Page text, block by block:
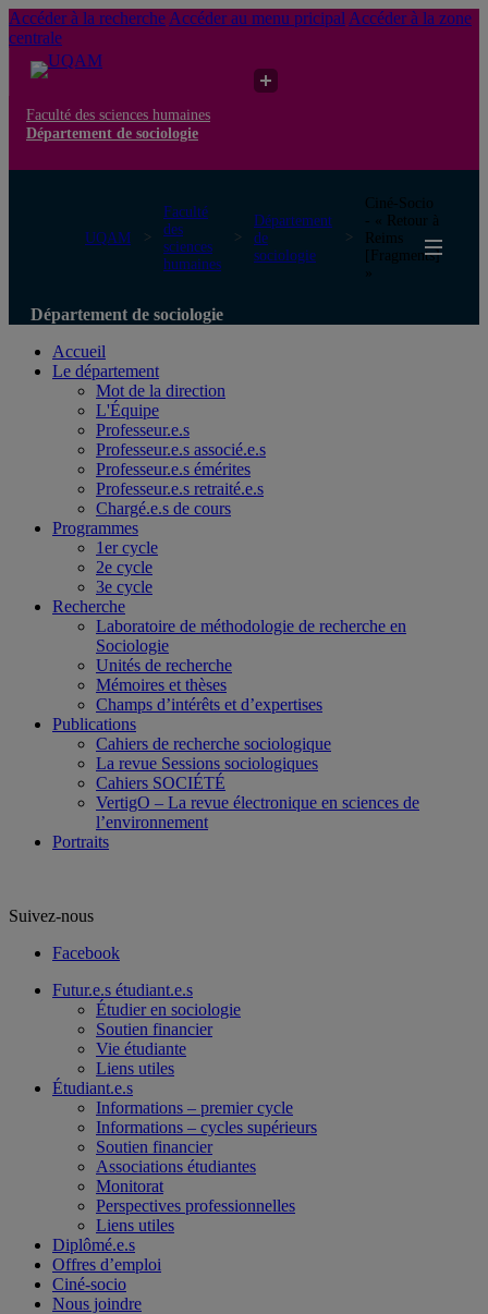
Accéder à la recherche Accéder au menu pricipal Accéder à la zone
centrale
Faculté des sciences humaines
Département de sociologie
UQAM
Faculté
des
sciences
humaines
Département
de
sociologie
Ciné-Socio
- « Retour à
Reims
[Fragments]
»
Département de sociologie
Accueil
Le département
Mot de la direction
L'Équipe
Professeur.e.s
Professeur.e.s associé.e.s
Professeur.e.s émérites
Professeur.e.s retraité.e.s
Chargé.e.s de cours
Programmes
1er cycle
2e cycle
3e cycle
Recherche
Laboratoire de méthodologie de recherche en
Sociologie
Unités de recherche
Mémoires et thèses
Champs d’intérêts et d’expertises
Publications
Cahiers de recherche sociologique
La revue Sessions sociologiques
Cahiers SOCIÉTÉ
VertigO – La revue électronique en sciences de
l’environnement
Portraits
Suivez-nous
Facebook
Futur.e.s étudiant.e.s
Étudier en sociologie
Soutien financier
Vie étudiante
Liens utiles
Étudiant.e.s
Informations – premier cycle
Informations – cycles supérieurs
Soutien financier
Associations étudiantes
Monitorat
Perspectives professionnelles
Liens utiles
Diplômé.e.s
Offres d’emploi
Ciné-socio
Nous joindre